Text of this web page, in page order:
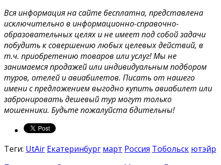
Вся информация на сайте бесплатна, представлена
исключительно в информационно-справочно-
образовательных целях и не имеет под собой задачи
побудить к совершению любых целевых действий, в
т.ч. приобретению товаров или услуг! Мы не
занимаемся продажей или индивидуальным подбором
туров, отелей и авиабилетов. Писать от нашего
имени с предложением выгодно купить авиабилет или
забронировать дешевый тур могут только
мошенники. Будьте пожалуйста бдительны!
Теги: UtAir Екатеринбург март Россия Тобольск ютэйр